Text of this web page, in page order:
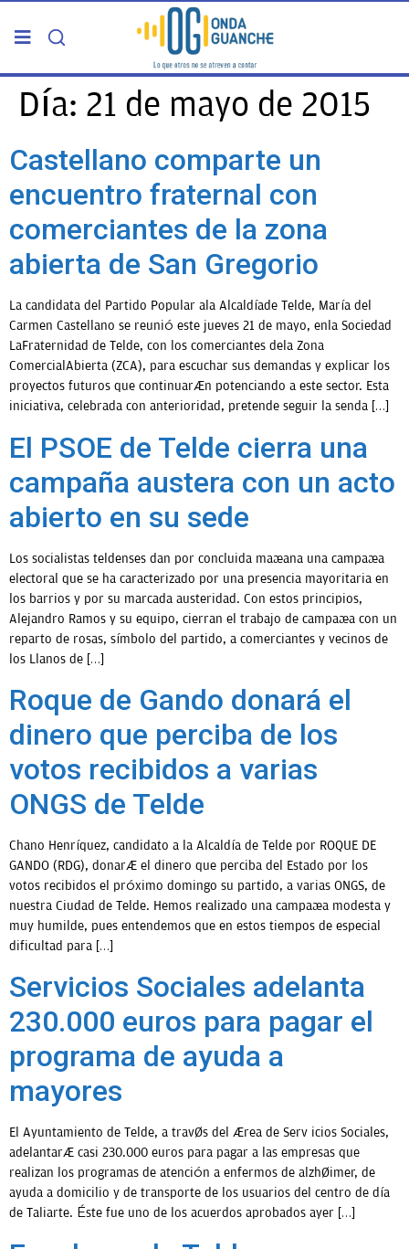
PORTADA
TELDE
GRAN CANARIA
CANARIAS
5ª COLUMNA
CARTAS DEL DIRECTOR
ENTREVISTAS
OPINIÓN
PROGRAMAS
Día: 21 de mayo de 2015
Castellano comparte un
encuentro fraternal con
comerciantes de la zona
abierta de San Gregorio
La candidata del Partido Popular ala Alcaldíade Telde, María del
Carmen Castellano se reunió este jueves 21 de mayo, enla Sociedad
LaFraternidad de Telde, con los comerciantes dela Zona
ComercialAbierta (ZCA), para escuchar sus demandas y explicar los
proyectos futuros que continuarán potenciando a este sector. Esta
iniciativa, celebrada con anterioridad, pretende seguir la senda […]
El PSOE de Telde cierra una
campaña austera con un acto
abierto en su sede
Los socialistas teldenses dan por concluida mañana una campaña
electoral que se ha caracterizado por una presencia mayoritaria en
los barrios y por su marcada austeridad. Con estos principios,
Alejandro Ramos y su equipo, cierran el trabajo de campaña con un
reparto de rosas, símbolo del partido, a comerciantes y vecinos de
los Llanos de […]
Roque de Gando donará el
dinero que perciba de los
votos recibidos a varias
ONGS de Telde
Chano Henríquez, candidato a la Alcaldía de Telde por ROQUE DE
GANDO (RDG), donará el dinero que perciba del Estado por los
votos recibidos el próximo domingo su partido, a varias ONGS, de
nuestra Ciudad de Telde. Hemos realizado una campaña modesta y
muy humilde, pues entendemos que en estos tiempos de especial
dificultad para […]
Servicios Sociales adelanta
230.000 euros para pagar el
programa de ayuda a
mayores
El Ayuntamiento de Telde, a través del área de Serv icios Sociales,
adelantará casi 230.000 euros para pagar a las empresas que
realizan los programas de atención a enfermos de alzhéimer, de
ayuda a domicilio y de transporte de los usuarios del centro de día
de Taliarte. Éste fue uno de los acuerdos aprobados ayer […]